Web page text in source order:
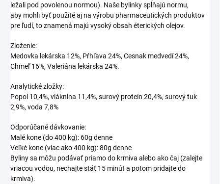
ležali pod povolenou normou). Naše bylinky spĺňajú normu,
aby mohli byť použité aj na výrobu pharmaceutických produktov
pre ľudí, to znamená majú vysoký obsah éterických olejov.
Zloženie:
Medovka lekárska 12%, Pŕhľava 24%, Cesnak medvedí 24%,
Chmeľ 16%, Valeriána lekárska 24%.
Analytické zložky:
Popol 10,4%, vláknina 11,4%, surový proteín 20,4%, surový tuk
2,9%, voda 7,8%
Odporúčané dávkovanie:
Malé kone (do 400 kg): 60g denne
Veľké kone (viac ako 400 kg): 80g denne
Byliny sa môžu podávať priamo do krmiva alebo ako čaj (zalejte
vriacou vodou, nechajte stáť 15 minút a potom pridajte do
krmiva).